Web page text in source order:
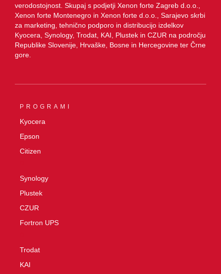
verodostojnost. Skupaj s podjetji Xenon forte Zagreb d.o.o.,
Xenon forte Montenegro in Xenon forte d.o.o., Sarajevo skrbi
za marketing, tehnično podporo in distribucijo izdelkov
Kyocera, Synology, Trodat, KAI, Plustek in CZUR na področju
Republike Slovenije, Hrvaške, Bosne in Hercegovine ter Črne
gore.
PROGRAMI
Kyocera
Epson
Citizen
Synology
Plustek
CZUR
Fortron UPS
Trodat
KAI